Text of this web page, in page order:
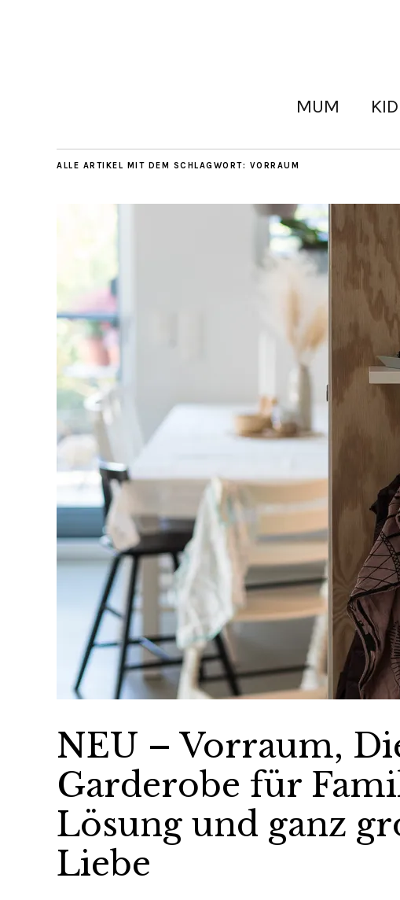
MUM
ALLE ARTIKEL MIT DEM SCHLAGWORT: VORRAUM
NEU – Vorraum,
Garderobe für
Lösung und ganz
Liebe